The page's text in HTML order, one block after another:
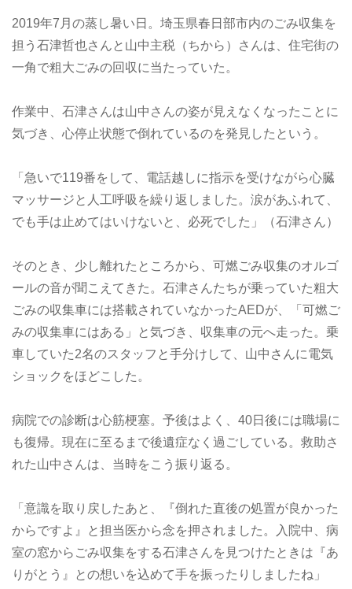
2019年7月の蒸し暑い日。埼玉県春日部市内のごみ収集を
担う石津哲也さんと山中主税（ちから）さんは、住宅街の
一角で粗大ごみの回収に当たっていた。
作業中、石津さんは山中さんの姿が見えなくなったことに
気づき、心停止状態で倒れているのを発見したという。
「急いで119番をして、電話越しに指示を受けながら心臓
マッサージと人工呼吸を繰り返しました。涙があふれて、
でも手は止めてはいけないと、必死でした」（石津さん）
そのとき、少し離れたところから、可燃ごみ収集のオルゴ
ールの音が聞こえてきた。石津さんたちが乗っていた粗大
ごみの収集車には搭載されていなかったAEDが、「可燃ご
みの収集車にはある」と気づき、収集車の元へ走った。乗
車していた2名のスタッフと手分けして、山中さんに電気
ショックをほどこした。
病院での診断は心筋梗塞。予後はよく、40日後には職場に
も復帰。現在に至るまで後遺症なく過ごしている。救助さ
れた山中さんは、当時をこう振り返る。
「意識を取り戻したあと、『倒れた直後の処置が良かった
からですよ』と担当医から念を押されました。入院中、病
室の窓からごみ収集をする石津さんを見つけたときは『あ
りがとう』との想いを込めて手を振ったりしましたね」